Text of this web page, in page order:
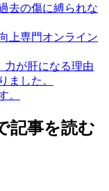
去の傷に縛られな
上専門オンライン
力が肝になる理由
ました。
。
記事を読む